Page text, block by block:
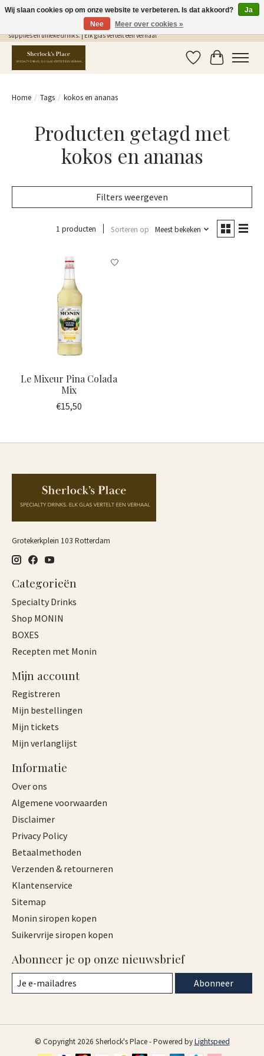
Gratis Verzending in NL vanaf €75,- | Sherlocks Place: dé plek voor MONIN siropen, bar
supplies en unieke drinks. | Elk glas vertelt een verhaal
Verlanglijst
Home / Tags / kokos en ananas
Producten getagd met
kokos en ananas
Filters weergeven
1 producten Sorteren op Meest bekeken
Le Mixeur Pina Colada
Mix
€15,50
Grotekerkplein 103 Rotterdam
Categorieën
Specialty Drinks
Shop MONIN
BOXES
Recepten met Monin
Mijn account
Registreren
Mijn bestellingen
Mijn tickets
Mijn verlanglijst
Informatie
Over ons
Algemene voorwaarden
Disclaimer
Privacy Policy
Betaalmethoden
Verzenden & retourneren
Klantenservice
Sitemap
Monin siropen kopen
Suikervrije siropen kopen
Abonneer je op onze nieuwsbrief
Abonneer
© Copyright 2026 Sherlock's Place - Powered byLightspeed
Wij slaan cookies op om onze website te verbeteren. Is dat akkoord?
Ja
Nee
Meer over cookies »